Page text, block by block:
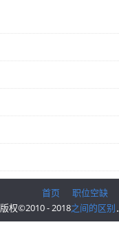
首页
职位空缺
版权©2010 - 2018之间的区别